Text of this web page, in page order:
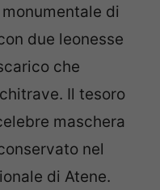
di
due leonesse
che
Il tesoro
maschera
nel
di Atene.